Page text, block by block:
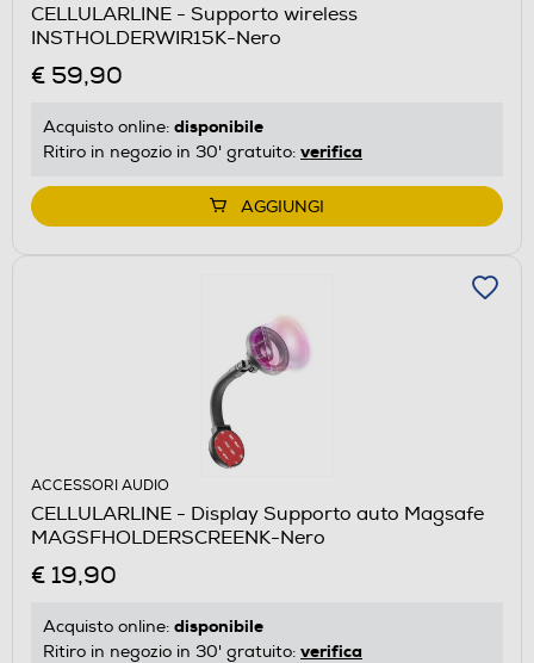
CELLULARLINE - Supporto wireless
INSTHOLDERWIR15K-Nero
€ 59,90
Acquisto online: disponibile
Ritiro in negozio in 30' gratuito: verifica
AGGIUNGI
ACCESSORI AUDIO
CELLULARLINE - Display Supporto auto Magsafe
MAGSFHOLDERSCREENK-Nero
€ 19,90
Acquisto online: disponibile
Ritiro in negozio in 30' gratuito: verifica